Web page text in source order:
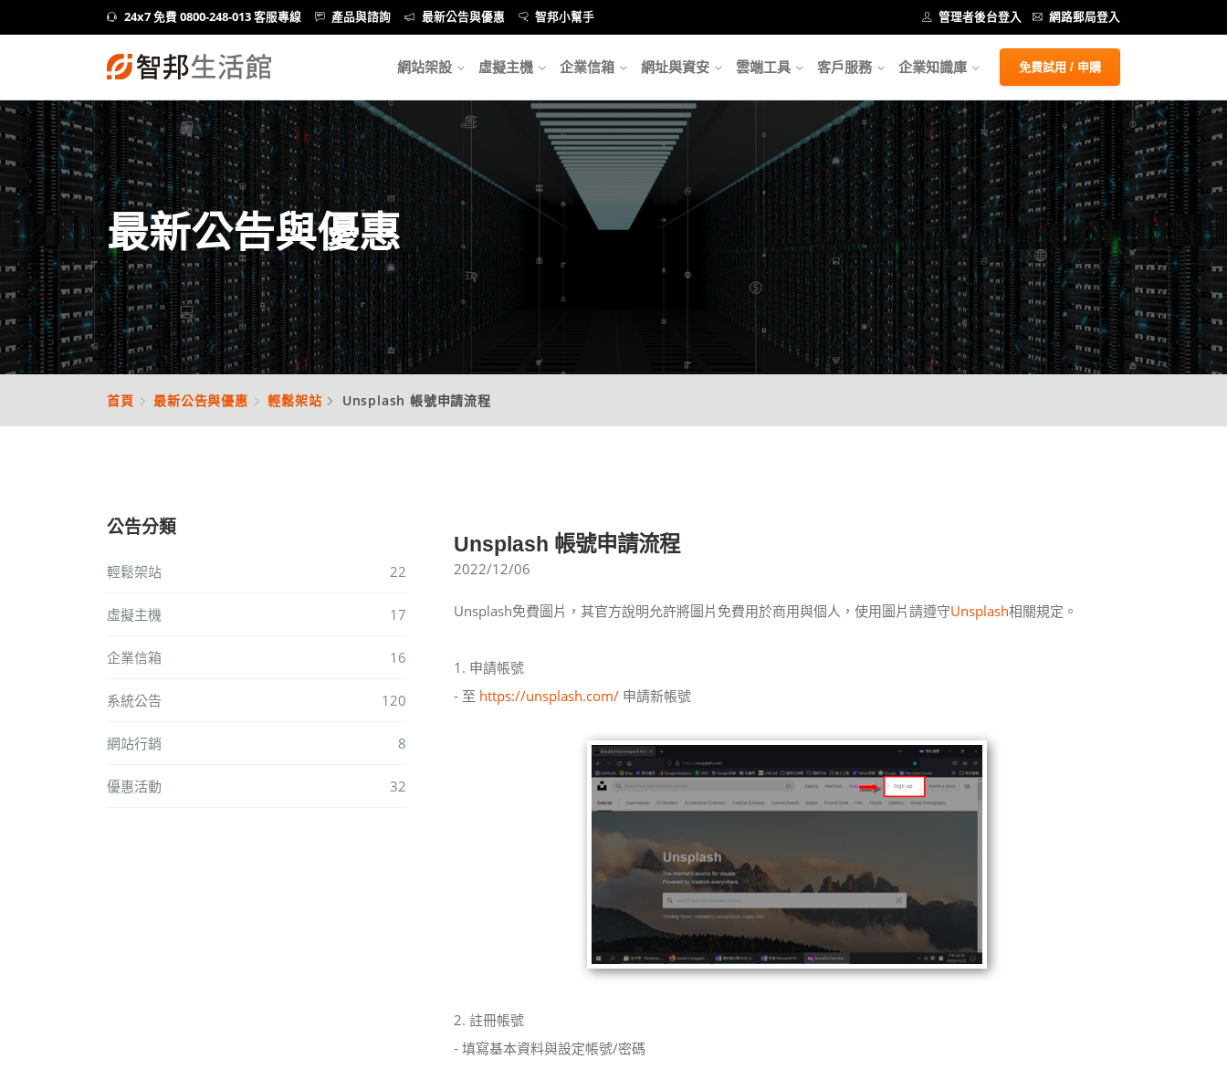
24x7 免費 0800-248-013 客服專線 產品與諮詢 最新公告與優惠 智邦小幫手 管理者後台登入 網路郵局登入
網站架設 虛擬主機 企業信箱 網址與資安 雲端工具 客戶服務 企業知識庫 免費試用 / 申購
最新公告與優惠
首頁 最新公告與優惠 輕鬆架站 Unsplash 帳號申請流程
公告分類
輕鬆架站 22
虛擬主機 17
企業信箱 16
系統公告 120
網站行銷 8
優惠活動 32
Unsplash 帳號申請流程
2022/12/06
Unsplash免費圖片，其官方說明允許將圖片免費用於商用與個人，使用圖片請遵守Unsplash相關規定。
1. 申請帳號
- 至 https://unsplash.com/ 申請新帳號
2. 註冊帳號
- 填寫基本資料與設定帳號/密碼